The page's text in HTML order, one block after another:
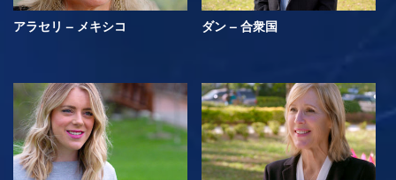
アラセリ – メキシコ ダン – 合衆国